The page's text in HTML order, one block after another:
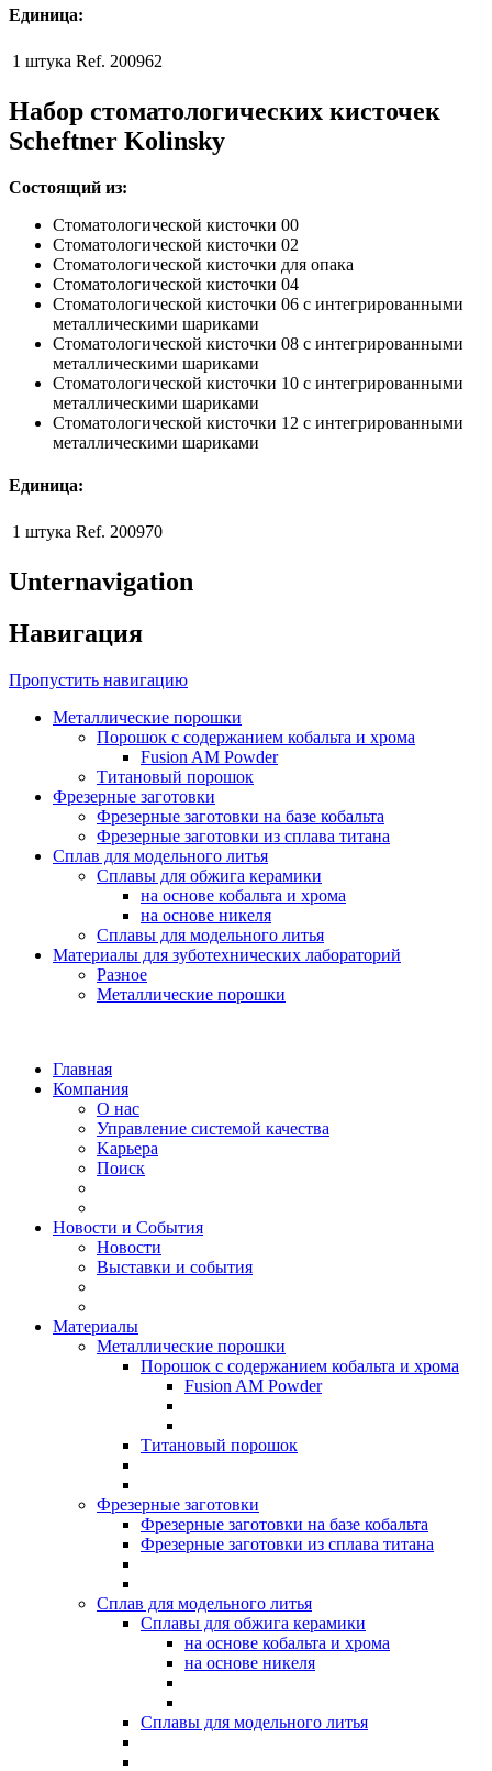
Единица:
1 штука Ref. 200962
Набор стоматологических кисточек
Scheftner Kolinsky
Состоящий из:
Стоматологической кисточки 00
Стоматологической кисточки 02
Стоматологической кисточки для опака
Стоматологической кисточки 04
Стоматологической кисточки 06 с интегрированными
металлическими шариками
Стоматологической кисточки 08 с интегрированными
металлическими шариками
Стоматологической кисточки 10 с интегрированными
металлическими шариками
Стоматологической кисточки 12 с интегрированными
металлическими шариками
Единица:
1 штука Ref. 200970
Unternavigation
Навигация
Пропустить навигацию
Металлические порошки
Порошок с содержанием кобальтa и хрома
Fusion AM Powder
Титановый порошок
Фрезерные заготовки
Фрезерныe заготовки на базе кобальта
Фрезерныe заготовки из сплава титана
Сплав для модельного литья
Сплавы для обжига керамики
на основе кобальта и хрома
на основе никеля
Сплавы для модельного литья
Материалы для зуботехнических лабораторий
Разное
Mеталлические порошки
Главная
Компания
O нас
Управление системой качества
Kарьера
Поиск
Новости и События
Новости
Выставки и события
Материалы
Металлические порошки
Порошок с содержанием кобальтa и хрома
Fusion AM Powder
Титановый порошок
Фрезерные заготовки
Фрезерныe заготовки на базе кобальта
Фрезерныe заготовки из сплава титана
Сплав для модельного литья
Сплавы для обжига керамики
на основе кобальта и хрома
на основе никеля
Сплавы для модельного литья